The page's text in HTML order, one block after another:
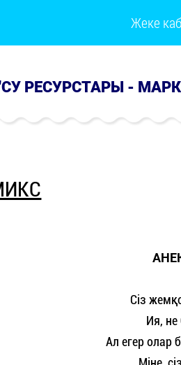
Жеке
РЕСУРСТАРЫ -
Сіз
Ия,
Ал егер олар